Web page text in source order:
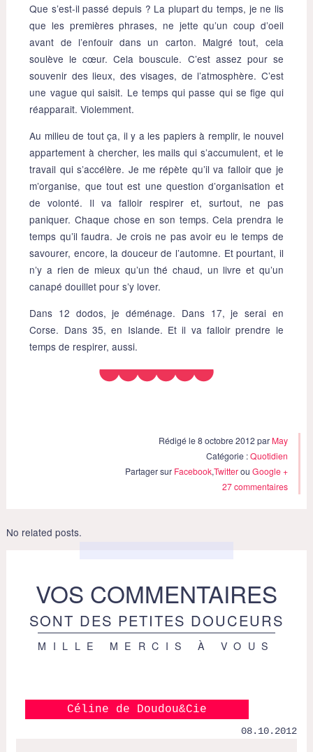
Que s’est-il passé depuis ? La plupart du temps, je ne lis
que les premières phrases, ne jette qu’un coup d’oeil
avant de l’enfouir dans un carton. Malgré tout, cela
soulève le cœur. Cela bouscule. C’est assez pour se
souvenir des lieux, des visages, de l’atmosphère. C’est
une vague qui saisit. Le temps qui passe qui se fige qui
réapparait. Violemment.
Au milieu de tout ça, il y a les papiers à remplir, le nouvel
appartement à chercher, les mails qui s’accumulent, et le
travail qui s’accélère. Je me répète qu’il va falloir que je
m’organise, que tout est une question d’organisation et
de volonté. Il va falloir respirer et, surtout, ne pas
paniquer. Chaque chose en son temps. Cela prendra le
temps qu’il faudra. Je crois ne pas avoir eu le temps de
savourer, encore, la douceur de l’automne. Et pourtant, il
n’y a rien de mieux qu’un thé chaud, un livre et qu’un
canapé douillet pour s’y lover.
Dans 12 dodos, je déménage. Dans 17, je serai en
Corse. Dans 35, en Islande. Et il va falloir prendre le
temps de respirer, aussi.
Rédigé le 8 octobre 2012 par May
Catégorie :Quotidien
Partager sur Facebook,TwitterouGoogle +
27 commentaires
No related posts.
VOS COMMENTAIRES
SONT DES PETITES DOUCEURS
MILLE MERCIS À VOUS
Céline de Doudou&Cie
08.10.2012